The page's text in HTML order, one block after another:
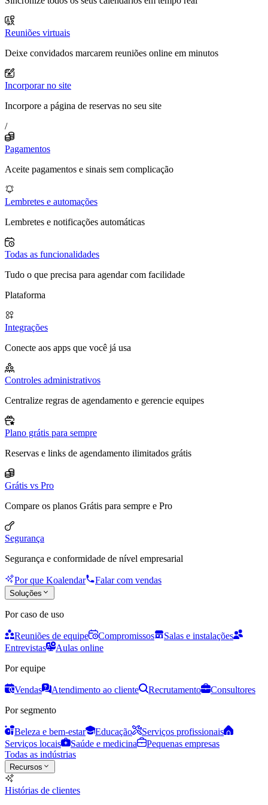
Reuniões virtuais
Deixe convidados marcarem reuniões online em minutos
Incorporar no site
Incorpore a página de reservas no seu site
/
Pagamentos
Aceite pagamentos e sinais sem complicação
Lembretes e automações
Lembretes e notificações automáticas
Todas as funcionalidades
Tudo o que precisa para agendar com facilidade
Plataforma
Integrações
Conecte aos apps que você já usa
Controles administrativos
Centralize regras de agendamento e gerencie equipes
Plano grátis para sempre
Reservas e links de agendamento ilimitados grátis
Grátis vs Pro
Compare os planos Grátis para sempre e Pro
Segurança
Segurança e conformidade de nível empresarial
Por que Koalendar Falar com vendas
Soluções
Por caso de uso
Reuniões de equipe Compromissos
Salas e instalações
Entrevistas
Aulas online
Por equipe
Vendas Atendimento ao cliente Recrutamento
Consultores
Por segmento
Beleza e bem-estar Educação
Serviços profissionais
Serviços locais
Saúde e medicina
Pequenas empresas
Todas as indústrias
Recursos
Histórias de clientes